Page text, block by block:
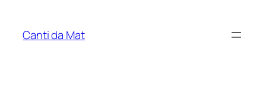
contenuto
Canti da Mat